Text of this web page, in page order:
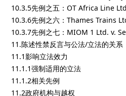
10.3.5先例之五：OT Africa Line
10.3.6先例之六：Thames Trains
10.3.7先例之七：MIOM 1 Ltd. v.
11.陈述性禁反言与公法/立法的关系
11.1影响立法效力
11.1.1强制适用的立法
11.1.2相关先例
11.2政府机构与越权